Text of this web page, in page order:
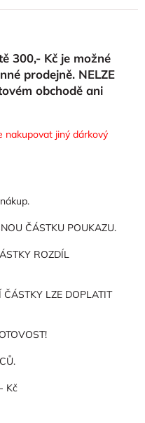
300,- Kč je možné
prodejně. NELZE
obchodě ani
nakupovat jiný dárkový
ČÁSTKU POUKAZU.
ROZDÍL
ČÁSTKY LZE DOPLATIT
Kč